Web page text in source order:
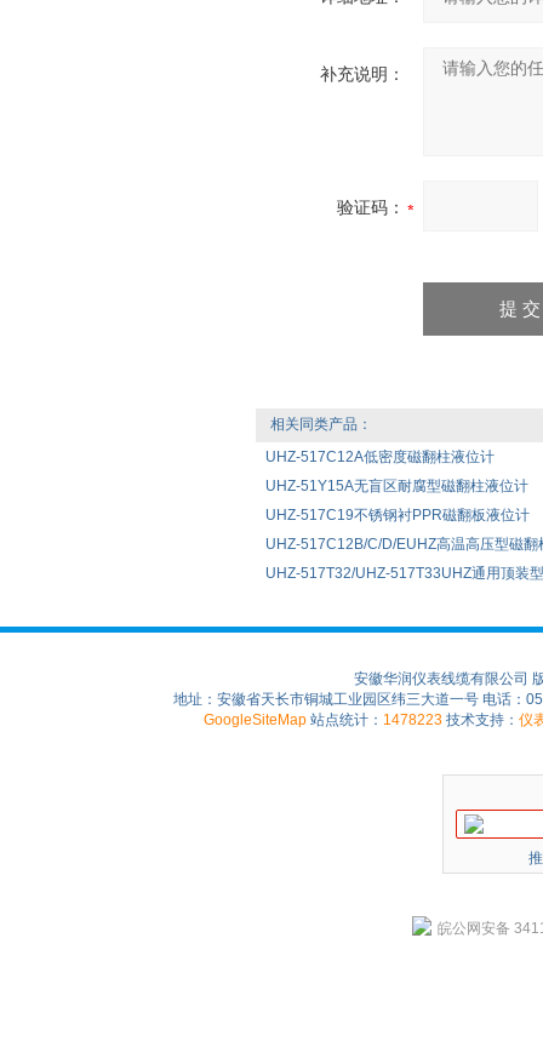
补充说明：
验证码：
相关同类产品：
UHZ-517C12A低密度磁翻柱液位计
UHZ-51Y15A无盲区耐腐型磁翻柱液位计
UHZ-517C19不锈钢衬PPR磁翻板液位计
UHZ-517C12B/C/D/EUHZ高温高压型磁翻
UHZ-517T32/UHZ-517T33UHZ通用顶装
安徽华润仪表线缆有限公司
地址：安徽省天长市铜城工业园区纬三大道一号 电话：
GoogleSiteMap 站点统计： 1478223 技术支持： 仪
皖公网安备